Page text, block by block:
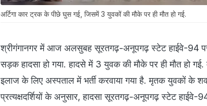
अर्टिगा कार ट्रक के पीछे घुस गई, जिसमें 3 युवकों की मौके पर ही मौत हो गई.
श्रीगंगानगर में आज अलसुबह सूरतगढ़-अनूपगढ़ स्टेट हाईवे-94 पर
सड़क हादसा हो गया. हादसे में 3 युवक की मौके पर ही मौत हो
इलाज के लिए अस्पताल में भर्ती करवाया गया है. मृतक युवकों के
प्रत्यक्षदर्शियों के अनुसार, हादसा सूरतगढ़-अनूपगढ़ स्टेट हाईवे-